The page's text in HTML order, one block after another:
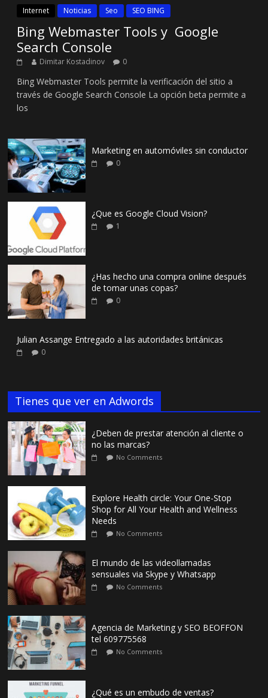
Internet Noticias Seo SEO BING
Bing Webmaster Tools y Google
Search Console
Dimitar Kostadinov 0
Bing Webmaster Tools permite la verificación del sitio a
través de Google Search Console La opción beta permite a
los
Marketing en automóviles sin conductor
0
¿Que es Google Cloud Vision?
1
¿Has hecho una compra online después
de tomar unas copas?
0
Julian Assange Entregado a las autoridades británicas
0
Tienes que ver en Adwords
¿Deben de prestar atención al cliente o
no las marcas?
No Comments
Explore Health circle: Your One-Stop
Shop for All Your Health and Wellness
Needs
No Comments
El mundo de las videollamadas
sensuales via Skype y Whatsapp
No Comments
Agencia de Marketing y SEO BEOFFON
tel 609775568
No Comments
¿Qué es un embudo de ventas?